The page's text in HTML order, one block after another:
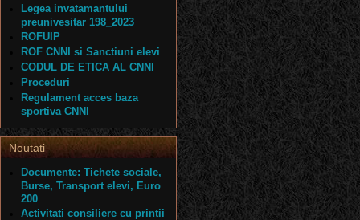
Legea invatamantului
preunivesitar 198_2023
ROFUIP
ROF CNNI si Sanctiuni elevi
CODUL DE ETICA AL CNNI
Proceduri
Regulament acces baza
sportiva CNNI
Noutati
Documente: Tichete sociale,
Burse, Transport elevi, Euro
200
Activitati consiliere cu printii